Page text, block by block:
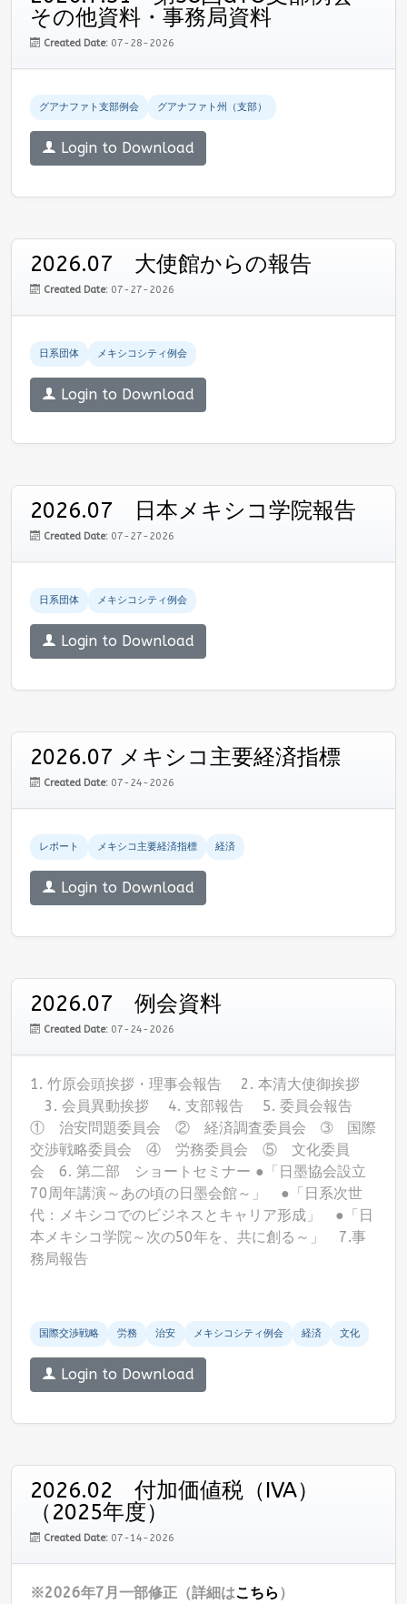
その他資料・事務局資料
Created Date: 07-28-2026
グアナファト支部例会 グアナファト州（支部）
Login to Download
2026.07 大使館からの報告
Created Date: 07-27-2026
日系団体 メキシコシティ例会
Login to Download
2026.07 日本メキシコ学院報告
Created Date: 07-27-2026
日系団体 メキシコシティ例会
Login to Download
2026.07 メキシコ主要経済指標
Created Date: 07-24-2026
レポート メキシコ主要経済指標 経済
Login to Download
2026.07 例会資料
Created Date: 07-24-2026
1. 竹原会頭挨拶・理事会報告 2. 本清大使御挨拶
3. 会員異動挨拶 4. 支部報告 5. 委員会報告
① 治安問題委員会 ② 経済調査委員会 ➂ 国際
交渉戦略委員会 ④ 労務委員会 ⑤ 文化委員
会 6. 第二部 ショートセミナー ●「日墨協会設立
70周年講演～あの頃の日墨会館～」 ●「日系次世
代：メキシコでのビジネスとキャリア形成」 ●「日
本メキシコ学院～次の50年を、共に創る～」 7.事
務局報告
国際交渉戦略 労務 治安 メキシコシティ例会 経済 文化
Login to Download
2026.02 付加価値税（IVA）
（2025年度）
Created Date: 07-14-2026
※2026年7月一部修正（詳細はこちら ）